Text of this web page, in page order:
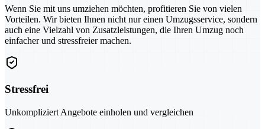
Wenn Sie mit uns umziehen möchten, profitieren Sie von vielen
Vorteilen. Wir bieten Ihnen nicht nur einen Umzugsservice, sondern
auch eine Vielzahl von Zusatzleistungen, die Ihren Umzug noch
einfacher und stressfreier machen.
Stressfrei
Unkompliziert Angebote einholen und vergleichen